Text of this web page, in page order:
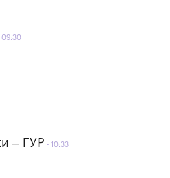
09:30
– ГУР 10:33